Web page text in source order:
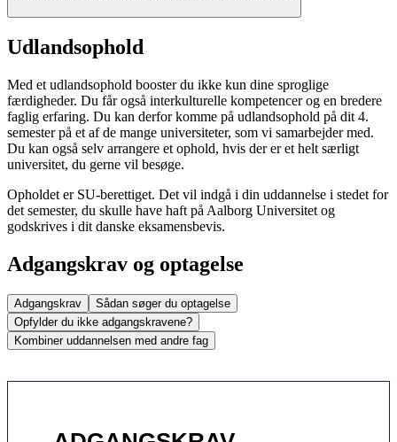
Udlandsophold
Med et udlandsophold booster du ikke kun dine sproglige
færdigheder. Du får også interkulturelle kompetencer og en bredere
faglig erfaring. Du kan derfor komme på udlandsophold på dit 4.
semester på et af de mange universiteter, som vi samarbejder med.
Du kan også selv arrangere et ophold, hvis der er et helt særligt
universitet, du gerne vil besøge.
Opholdet er SU-berettiget. Det vil indgå i din uddannelse i stedet for
det semester, du skulle have haft på Aalborg Universitet og
godskrives i dit danske eksamensbevis.
Adgangskrav og optagelse
Adgangskrav
Sådan søger du optagelse
Opfylder du ikke adgangskravene?
Kombiner uddannelsen med andre fag